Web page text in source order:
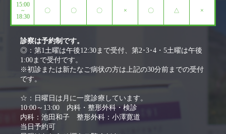
15:00
~
18:30
〇 〇 〇 × 〇 △ ×
診察は予約制です。
◎：第1土曜は午後12:30まで受付、第2･3･4・5土曜は午後
1:00まで受付です。
※初診または新たなご病状の方は上記の30分前までの受付
です。
☆：日曜日は月に一度診療しています。
10:00～13:00 内科・整形外科・検診
内科：池田和子 整形外科：小澤寛道
当日予約可